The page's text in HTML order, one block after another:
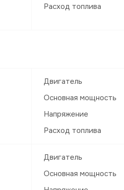
Расход топлива
Двигатель
Основная мощность
Напряжение
Расход топлива
Двигатель
Основная мощность